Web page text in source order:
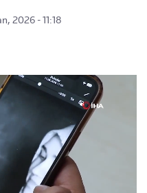
2026 - 11:18